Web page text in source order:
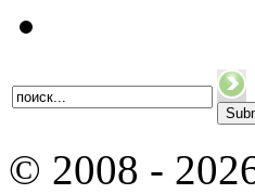
© 2008 -